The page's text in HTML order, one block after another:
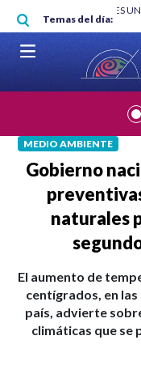
Pasar al contenido
Temas del día:
"HABLAR NO ES
MEDIO AMBIENTE
Gobierno
naturales
El aumento de
centígrados, en
país, advierte
climáticas que se